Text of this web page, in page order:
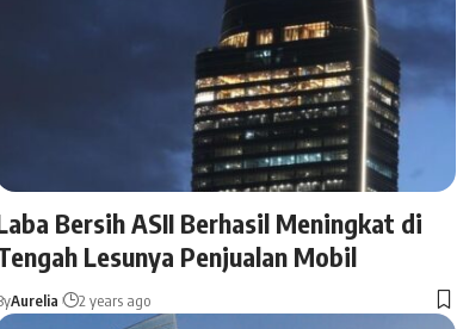
Bersih ASII Berhasil Meningkat di
Lesunya Penjualan Mobil
Aurelia 2 years ago